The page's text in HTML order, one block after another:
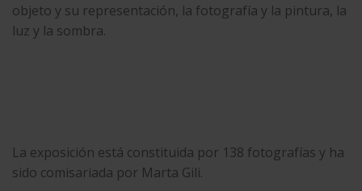
objeto y su representación, la fotografía y la pintura, la
luz y la sombra.
La exposición está constituida por 138 fotografías y ha
sido comisariada por Marta Gili.